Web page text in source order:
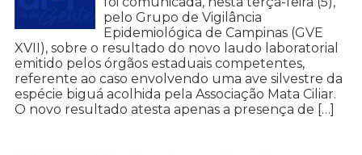
pelo Grupo de Vigilância
Epidemiológica de Campinas (GVE
XVII), sobre o resultado do novo laudo laboratorial
emitido pelos órgãos estaduais competentes,
referente ao caso envolvendo uma ave silvestre da
espécie biguá acolhida pela Associação Mata Ciliar.
O novo resultado atesta apenas a presença de […]